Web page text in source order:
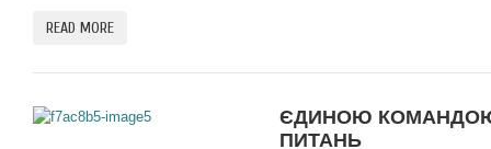
READ MORE
ЄДИНОЮ
ПИТАНЬ